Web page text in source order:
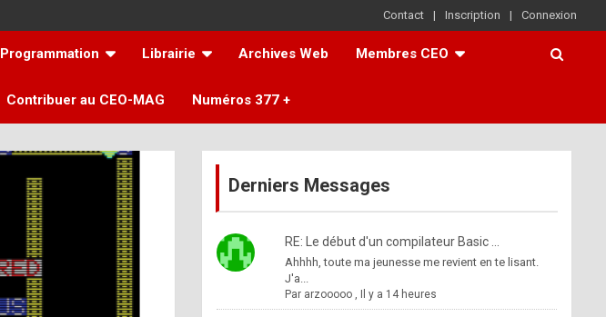
Contact Inscription Connexion
Programmation Librairie Archives Web Membres CEO
Contribuer au CEO-MAG Numéros 377 +
Derniers Messages
RE: Le début d'un compilateur Basic ...
Ahhhh, toute ma jeunesse me revient en te lisant.
J'a...
Par arzooooo, Il y a 14 heures